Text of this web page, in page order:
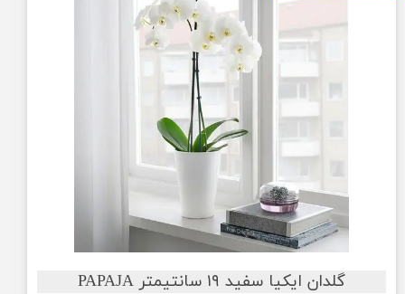
گلدان ایکیا سفید ۱۹ سانتیمتر PAPAJA